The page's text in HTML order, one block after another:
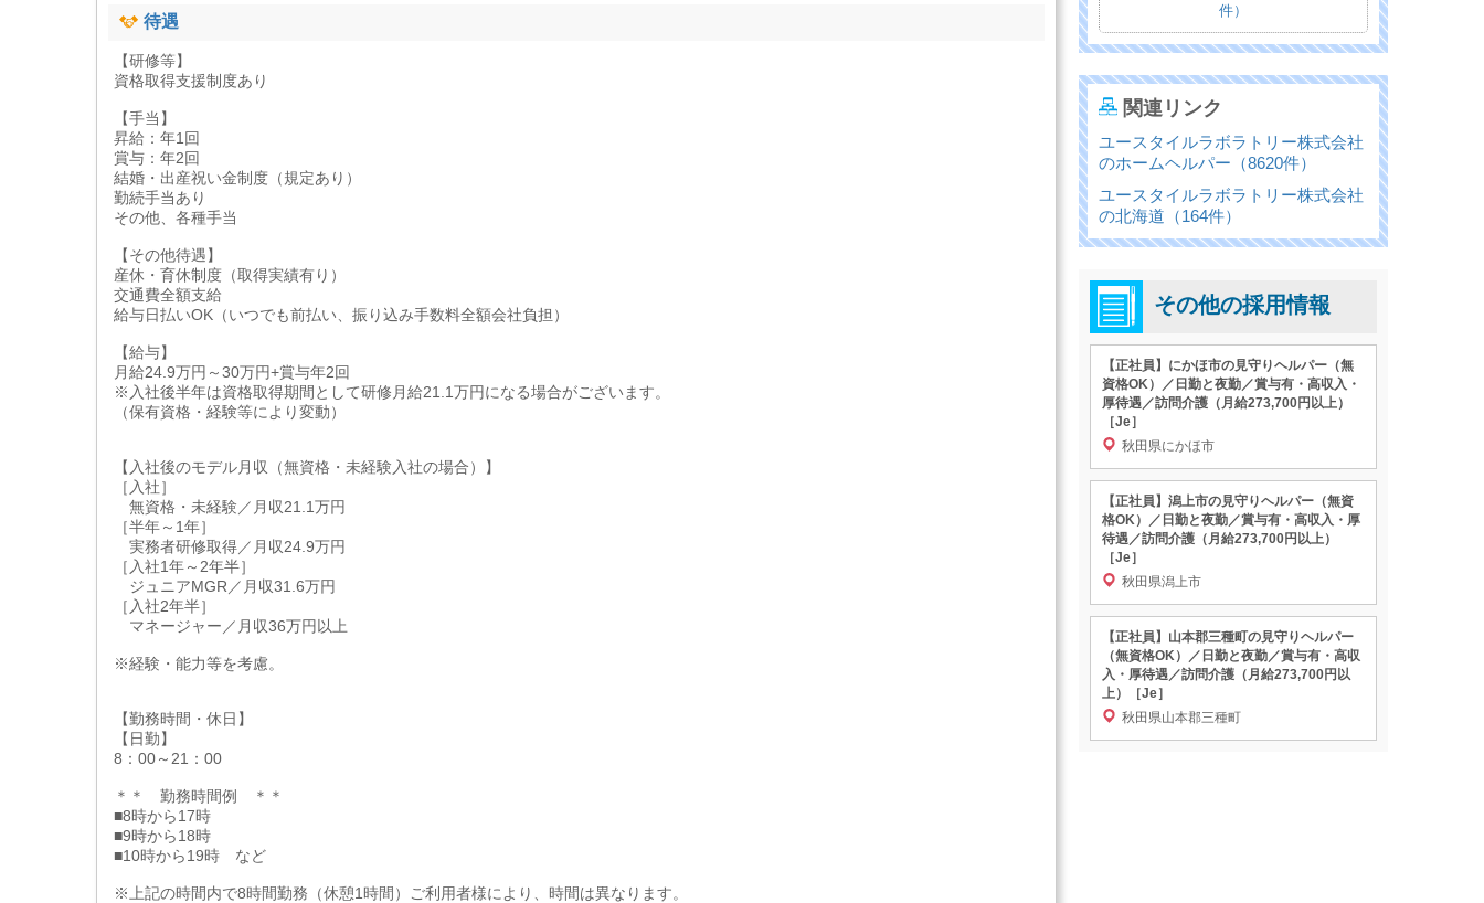
待遇
【研修等】
資格取得支援制度あり
【手当】
昇給：年1回
賞与：年2回
結婚・出産祝い金制度（規定あり）
勤続手当あり
その他、各種手当
【その他待遇】
産休・育休制度（取得実績有り）
交通費全額支給
給与日払いOK（いつでも前払い、振り込み手数料全額会社負担）
【給与】
月給24.9万円～30万円+賞与年2回
※入社後半年は資格取得期間として研修月給21.1万円になる場合がございます。
（保有資格・経験等により変動）
【入社後のモデル月収（無資格・未経験入社の場合）】
［入社］
無資格・未経験／月収21.1万円
［半年～1年］
実務者研修取得／月収24.9万円
［入社1年～2年半］
ジュニアMGR／月収31.6万円
［入社2年半］
マネージャー／月収36万円以上
※経験・能力等を考慮。
【勤務時間・休日】
【日勤】
8：00～21：00
＊＊ 勤務時間例 ＊＊
■8時から17時
■9時から18時
■10時から19時 など
※上記の時間内で8時間勤務（休憩1時間）ご利用者様により、時間は異なります。
件）
関連リンク
ユースタイルラボラトリー株式会社
のホームヘルパー（8620件）
ユースタイルラボラトリー株式会社
の北海道（164件）
その他の採用情報
【正社員】にかほ市の見守りヘルパー（無
資格OK）／日勤と夜勤／賞与有・高収入・
厚待遇／訪問介護（月給273,700円以上）
［Je］
秋田県にかほ市
【正社員】潟上市の見守りヘルパー（無資
格OK）／日勤と夜勤／賞与有・高収入・厚
待遇／訪問介護（月給273,700円以上）
［Je］
秋田県潟上市
【正社員】山本郡三種町の見守りヘルパー
（無資格OK）／日勤と夜勤／賞与有・高収
入・厚待遇／訪問介護（月給273,700円以
上）［Je］
秋田県山本郡三種町